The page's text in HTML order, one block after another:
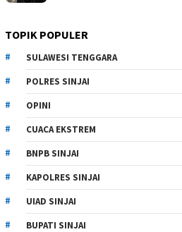
TOPIK POPULER
SULAWESI TENGGARA
POLRES SINJAI
OPINI
CUACA EKSTREM
BNPB SINJAI
KAPOLRES SINJAI
UIAD SINJAI
BUPATI SINJAI